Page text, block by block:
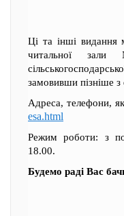
Ці та інші видання
читальної зали
замовивши пізніше
Адреса, телефони, як
esa.html
Режим роботи: з
18.00.
Будемо раді Вас